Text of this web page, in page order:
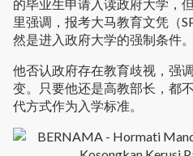
的毕业生申请入读政府大学，
里强调，报考大马教育文凭（
然是进入政府大学的强制条件。
他否认政府存在教育歧视，强
变。只要他还是高教部长，都
代方式作为入学标准。